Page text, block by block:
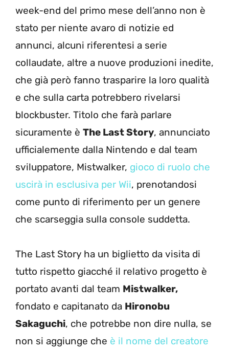
week-end del primo mese dell’anno non è
stato per niente avaro di notizie ed
annunci, alcuni riferentesi a serie
collaudate, altre a nuove produzioni inedite,
che già però fanno trasparire la loro qualità
e che sulla carta potrebbero rivelarsi
blockbuster. Titolo che farà parlare
sicuramente è The Last Story, annunciato
ufficialemente dalla Nintendo e dal team
sviluppatore, Mistwalker, gioco di ruolo che
uscirà in esclusiva per Wii, prenotandosi
come punto di riferimento per un genere
che scarseggia sulla console suddetta.
The Last Story ha un biglietto da visita di
tutto rispetto giacché il relativo progetto è
portato avanti dal team Mistwalker,
fondato e capitanato da Hironobu
Sakaguchi, che potrebbe non dire nulla, se
non si aggiunge che è il nome del creatore